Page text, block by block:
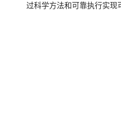
过科学方法和可靠执行实现